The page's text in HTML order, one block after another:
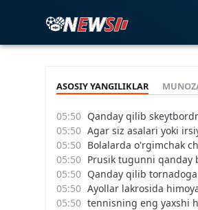
ASOSIY YANGILIKLAR
Qanday qilib
Agar siz asalari yoki
Bolalarda o'rgimchak
Prusik tugunni qanday
Qanday qilib
Ayollar lakrosida
tennisning eng yaxshi